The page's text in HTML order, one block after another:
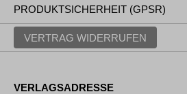
PRODUKTSICHERHEIT (GPSR)
VERTRAG WIDERRUFEN
VERLAGSADRESSE